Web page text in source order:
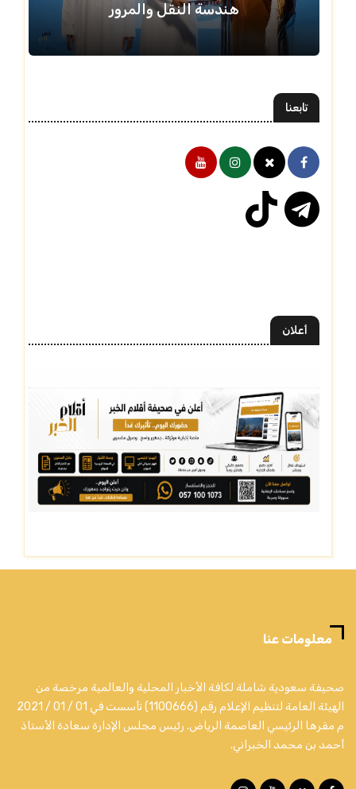
هندسة النقل والمرور
تابعنا
أعلان
معلومات عنا
صحيفة سعودية شاملة لكافة الأخبار المحلية والعالمية مرخصة من
الهيئة العامة لتنظيم الإعلام رقم (1100666) تأسست في 01 / 01 / 2021
م مقرها الرئيسي العاصمة الرياض. رئيس مجلس الإدارة سعادة الأستاذ
أحمد بن محمد الخبراني.